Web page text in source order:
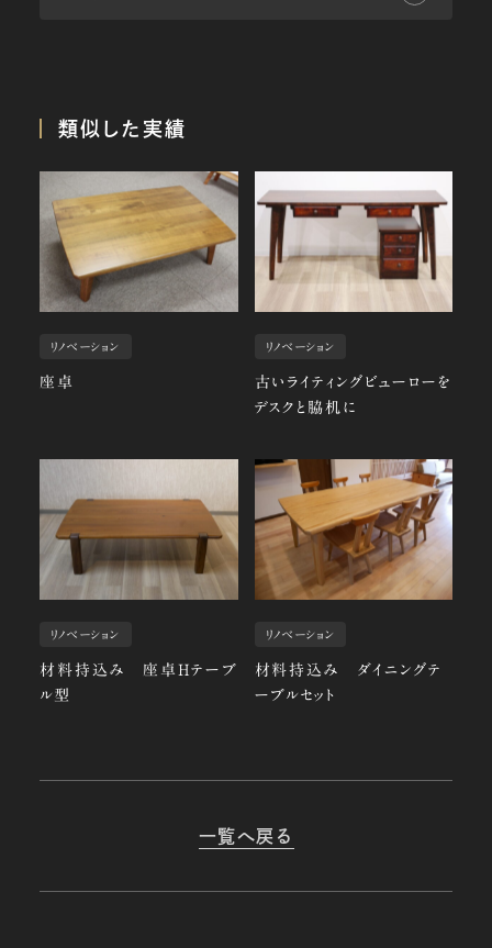
類似した実績
リノベーション
座卓
リノベーション
古いライティングビューローを
デスクと脇机に
リノベーション
材料持込み 座卓Hテーブ
ル型
リノベーション
材料持込み ダイニングテ
ーブルセット
一覧へ戻る